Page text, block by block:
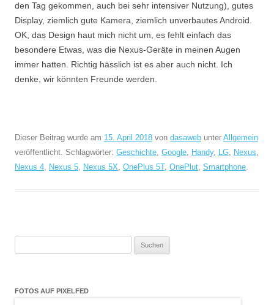
den Tag gekommen, auch bei sehr intensiver Nutzung), gutes
Display, ziemlich gute Kamera, ziemlich unverbautes Android.
OK, das Design haut mich nicht um, es fehlt einfach das
besondere Etwas, was die Nexus-Geräte in meinen Augen
immer hatten. Richtig hässlich ist es aber auch nicht. Ich
denke, wir könnten Freunde werden.
Dieser Beitrag wurde am 15. April 2018 von dasaweb unter Allgemein
veröffentlicht. Schlagwörter: Geschichte, Google, Handy, LG, Nexus,
Nexus 4, Nexus 5, Nexus 5X, OnePlus 5T, OnePlut, Smartphone.
FOTOS AUF PIXELFED